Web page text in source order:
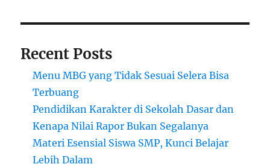
Recent Posts
Menu MBG yang Tidak Sesuai Selera Bisa
Terbuang
Pendidikan Karakter di Sekolah Dasar dan
Kenapa Nilai Rapor Bukan Segalanya
Materi Esensial Siswa SMP, Kunci Belajar
Lebih Dalam